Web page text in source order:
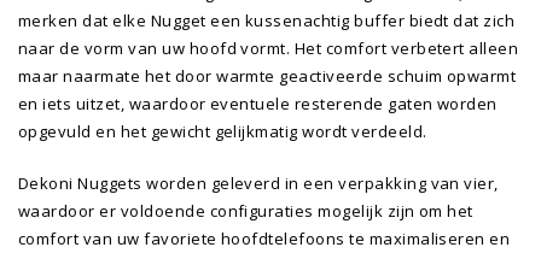
merken dat elke Nugget een kussenachtig buffer biedt dat zich
naar de vorm van uw hoofd vormt. Het comfort verbetert alleen
maar naarmate het door warmte geactiveerde schuim opwarmt
en iets uitzet, waardoor eventuele resterende gaten worden
opgevuld en het gewicht gelijkmatig wordt verdeeld.
Dekoni Nuggets worden geleverd in een verpakking van vier,
waardoor er voldoende configuraties mogelijk zijn om het
comfort van uw favoriete hoofdtelefoons te maximaliseren en